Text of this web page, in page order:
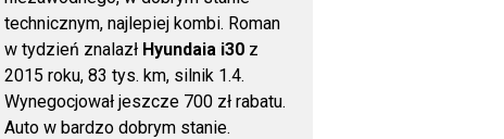
technicznym, najlepiej kombi. Roman
w tydzień znalazł Hyundaia i30 z
2015 roku, 83 tys. km, silnik 1.4.
Wynegocjował jeszcze 700 zł rabatu.
Auto w bardzo dobrym stanie.